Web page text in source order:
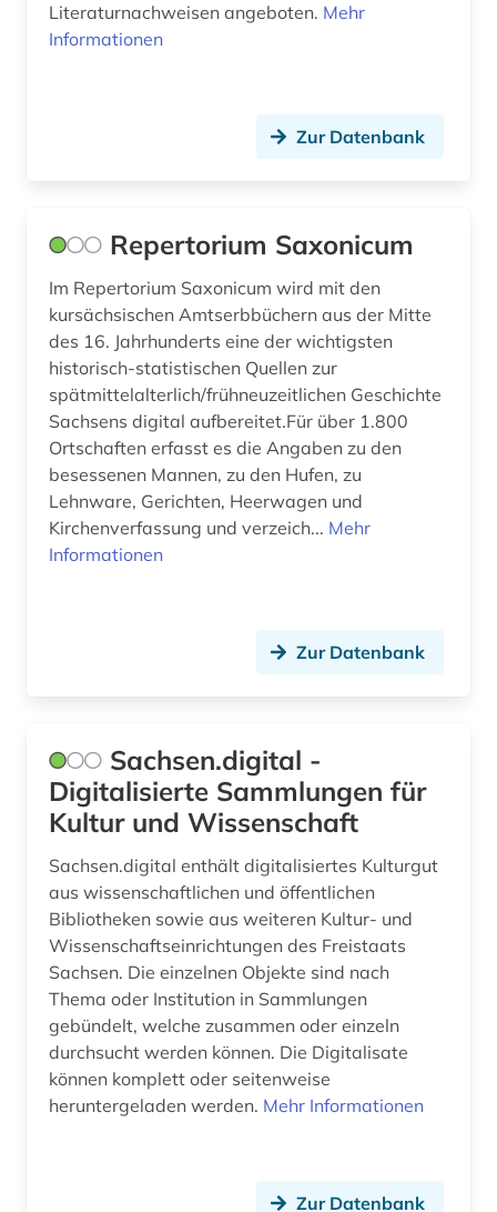
Literaturnachweisen angeboten. Mehr
Informationen
Zur Datenbank
Repertorium Saxonicum
Im Repertorium Saxonicum wird mit den
kursächsischen Amtserbbüchern aus der Mitte
des 16. Jahrhunderts eine der wichtigsten
historisch-statistischen Quellen zur
spätmittelalterlich/frühneuzeitlichen Geschichte
Sachsens digital aufbereitet.Für über 1.800
Ortschaften erfasst es die Angaben zu den
besessenen Mannen, zu den Hufen, zu
Lehnware, Gerichten, Heerwagen und
Kirchenverfassung und verzeich... Mehr
Informationen
Zur Datenbank
Sachsen.digital -
Digitalisierte Sammlungen für
Kultur und Wissenschaft
Sachsen.digital enthält digitalisiertes Kulturgut
aus wissenschaftlichen und öffentlichen
Bibliotheken sowie aus weiteren Kultur- und
Wissenschaftseinrichtungen des Freistaats
Sachsen. Die einzelnen Objekte sind nach
Thema oder Institution in Sammlungen
gebündelt, welche zusammen oder einzeln
durchsucht werden können. Die Digitalisate
können komplett oder seitenweise
heruntergeladen werden. Mehr Informationen
Zur Datenbank